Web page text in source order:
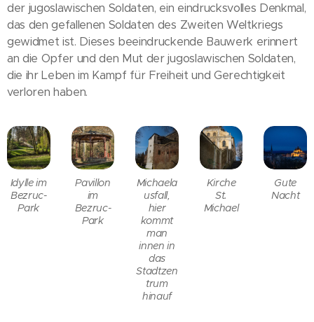
der jugoslawischen Soldaten, ein eindrucksvolles Denkmal,
das den gefallenen Soldaten des Zweiten Weltkriegs
gewidmet ist. Dieses beeindruckende Bauwerk erinnert
an die Opfer und den Mut der jugoslawischen Soldaten,
die ihr Leben im Kampf für Freiheit und Gerechtigkeit
verloren haben.
Idylle im
Bezruc-
Park
Pavillon
im
Bezruc-
Park
Michaela
usfall,
hier
kommt
man
innen in
das
Stadtzen
trum
hinauf
Kirche
St.
Michael
Gute
Nacht